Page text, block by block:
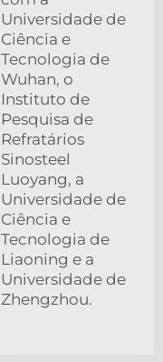
Universidade de
Ciência e
Tecnologia de
Wuhan, o
Instituto de
Pesquisa de
Refratários
Sinosteel
Luoyang, a
Universidade de
Ciência e
Tecnologia de
Liaoning e a
Universidade de
Zhengzhou.